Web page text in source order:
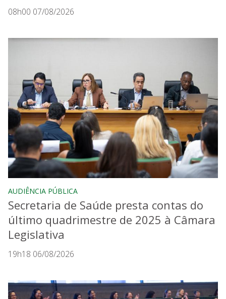
08h00 07/08/2026
AUDIÊNCIA PÚBLICA
Secretaria de Saúde presta contas do
último quadrimestre de 2025 à Câmara
Legislativa
19h18 06/08/2026